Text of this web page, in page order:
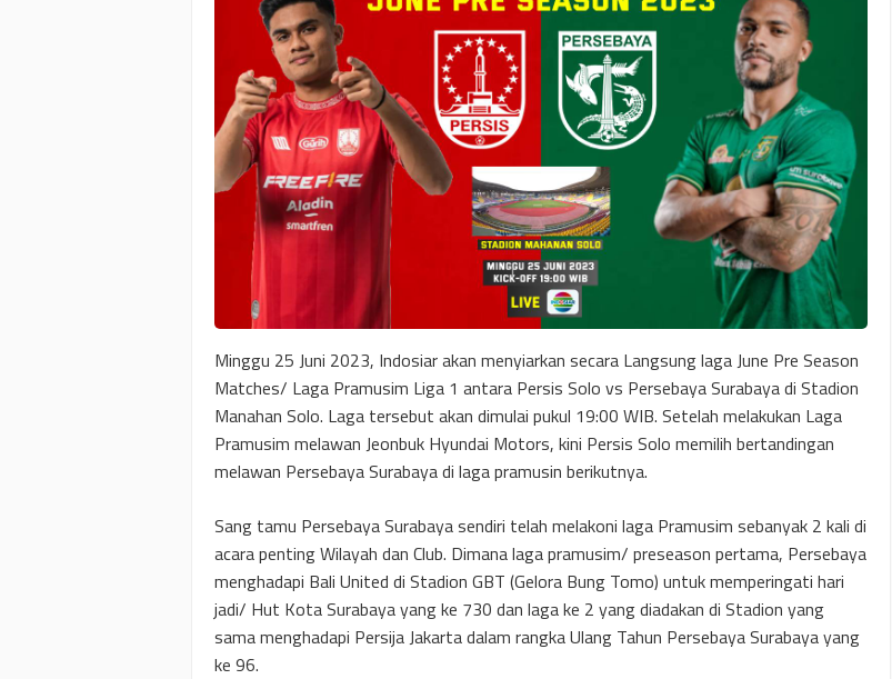
Minggu 25 Juni 2023, Indosiar akan menyiarkan secara Langsung laga June Pre Season
Matches/ Laga Pramusim Liga 1 antara Persis Solo vs Persebaya Surabaya di Stadion
Manahan Solo. Laga tersebut akan dimulai pukul 19:00 WIB. Setelah melakukan Laga
Pramusim melawan Jeonbuk Hyundai Motors, kini Persis Solo memilih bertandingan
melawan Persebaya Surabaya di laga pramusin berikutnya.
Sang tamu Persebaya Surabaya sendiri telah melakoni laga Pramusim sebanyak 2 kali di
acara penting Wilayah dan Club. Dimana laga pramusim/ preseason pertama, Persebaya
menghadapi Bali United di Stadion GBT (Gelora Bung Tomo) untuk memperingati hari
jadi/ Hut Kota Surabaya yang ke 730 dan laga ke 2 yang diadakan di Stadion yang
sama menghadapi Persija Jakarta dalam rangka Ulang Tahun Persebaya Surabaya yang
ke 96.